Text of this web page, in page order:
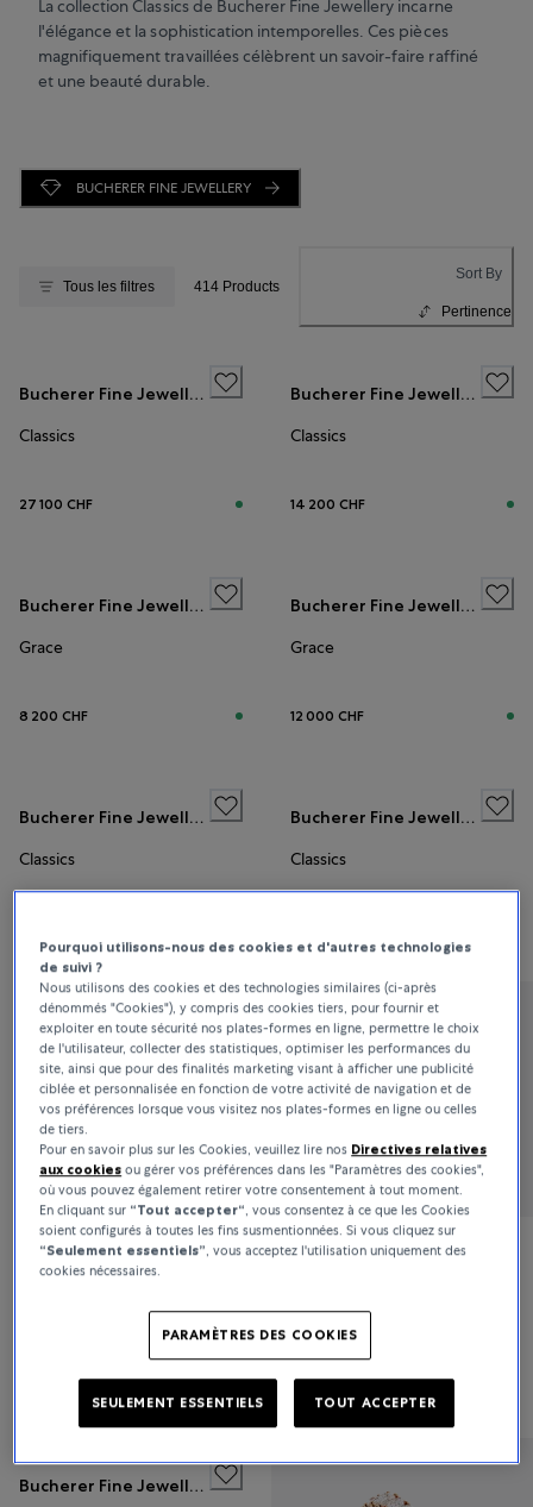
La collection Classics de Bucherer Fine Jewellery incarne
l'élégance et la sophistication intemporelles. Ces pièces
magnifiquement travaillées célèbrent un savoir-faire raffiné
et une beauté durable.
BUCHERER FINE JEWELLERY
Tous les filtres 414 Products
Sort By
Pertinence
Bucherer Fine Jewellery
Classics
27 100 CHF
Bucherer Fine Jewellery
Classics
14 200 CHF
Bucherer Fine Jewellery
Grace
8 200 CHF
Bucherer Fine Jewellery
Grace
12 000 CHF
Bucherer Fine Jewellery
Classics
Bucherer Fine Jewellery
Classics
Bucherer Fine Jewellery
Classics
8 900 CHF
Bucherer Fine Jewellery
Diamond Twist
38 500 CHF
Bucherer Fine Jewellery
Pourquoi utilisons-nous des cookies et d'autres technologies
de suivi ?
Nous utilisons des cookies et des technologies similaires (ci-après
dénommés "Cookies"), y compris des cookies tiers, pour fournir et
exploiter en toute sécurité nos plates-formes en ligne, permettre le choix
de l'utilisateur, collecter des statistiques, optimiser les performances du
site, ainsi que pour des finalités marketing visant à afficher une publicité
ciblée et personnalisée en fonction de votre activité de navigation et de
vos préférences lorsque vous visitez nos plates-formes en ligne ou celles
de tiers.
Pour en savoir plus sur les Cookies, veuillez lire nos Directives relatives
aux cookies ou gérer vos préférences dans les "Paramètres des cookies",
où vous pouvez également retirer votre consentement à tout moment.
En cliquant sur “Tout accepter“ , vous consentez à ce que les Cookies
soient configurés à toutes les fins susmentionnées. Si vous cliquez sur
“Seulement essentiels” , vous acceptez l'utilisation uniquement des
cookies nécessaires.
PARAMÈTRES DES COOKIES
SEULEMENT ESSENTIELS TOUT ACCEPTER